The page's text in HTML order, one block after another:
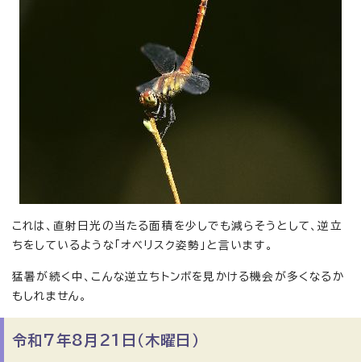
これは、直射日光の当たる面積を少しでも減らそうとして、逆立
ちをしているような「オベリスク姿勢」と言います。
猛暑が続く中、こんな逆立ちトンボを見かける機会が多くなるか
もしれません。
令和7年8月21日（木曜日）